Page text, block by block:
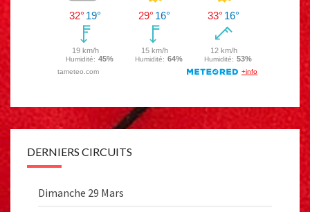
DERNIERS CIRCUITS
Dimanche 29 Mars